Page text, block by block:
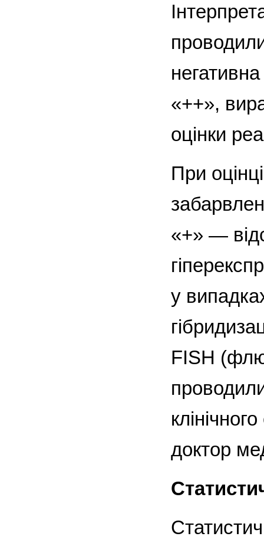
«++»,
оцінки
При
«+» —
у
FISH
проводили
доктор